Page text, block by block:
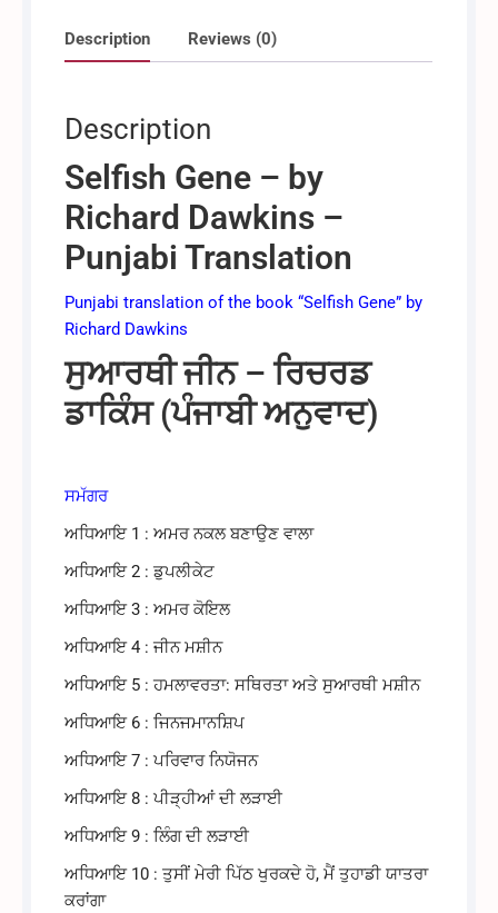
Punjabi
Description Reviews (0)
Description
Selfish Gene – by
Richard Dawkins –
Punjabi Translation
Punjabi translation of the book “Selfish Gene” by
Richard Dawkins
ਸੁਆਰਥੀ ਜੀਨ – ਰਿਚਰਡ
ਡਾਕਿੰਸ (ਪੰਜਾਬੀ ਅਨੁਵਾਦ)
ਸਮੱਗਰ
ਅਧਿਆਇ 1 : ਅਮਰ ਨਕਲ ਬਣਾਉਣ ਵਾਲਾ
ਅਧਿਆਇ 2 : ਡੁਪਲੀਕੇਟ
ਅਧਿਆਇ 3 : ਅਮਰ ਕੋਇਲ
ਅਧਿਆਇ 4 : ਜੀਨ ਮਸ਼ੀਨ
ਅਧਿਆਇ 5 : ਹਮਲਾਵਰਤਾ: ਸਥਿਰਤਾ ਅਤੇ ਸੁਆਰਥੀ ਮਸ਼ੀਨ
ਅਧਿਆਇ 6 : ਜਿਨਜਮਾਨਸ਼ਿਪ
ਅਧਿਆਇ 7 : ਪਰਿਵਾਰ ਨਿਯੋਜਨ
ਅਧਿਆਇ 8 : ਪੀੜ੍ਹੀਆਂ ਦੀ ਲੜਾਈ
ਅਧਿਆਇ 9 : ਲਿੰਗ ਦੀ ਲੜਾਈ
ਅਧਿਆਇ 10 : ਤੁਸੀਂ ਮੇਰੀ ਪਿੱਠ ਖੁਰਕਦੇ ਹੋ, ਮੈਂ ਤੁਹਾਡੀ ਯਾਤਰਾ
ਕਰਾਂਗਾ